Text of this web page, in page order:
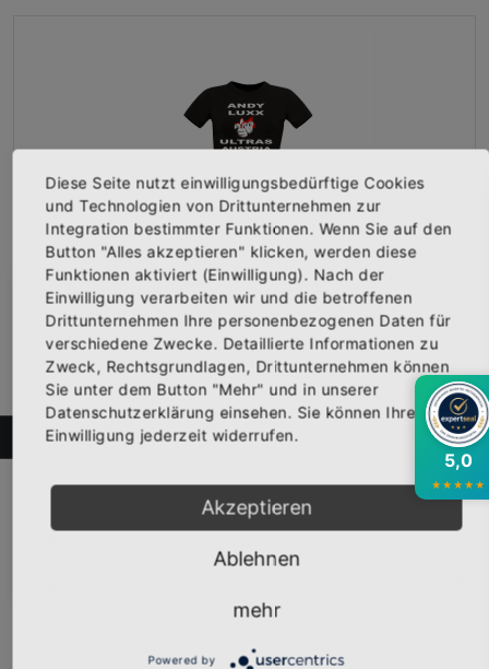
FILTER
Girly-Shirt „ANDY LUXX ULTRAS AUSTRIA” schwarz
Vorderseite bedruckt mit dem Logo "ANDY LUXX ULTRAS AUSTRIA"...
19,95 €
Inkl. 19% Steuern,exkl.Versandkosten
Abonniere jetzt unseren Newsletter ×
Bekomme die aktuellsten News über neue
Produkte und zudem einen 10% Gutschein für
deine nächste Bestellung.
Abonnieren
5,0
★★★★★
Diese Seite nutzt einwilligungsbedürftige Cookies
und Technologien von Drittunternehmen zur
Integration bestimmter Funktionen. Wenn Sie auf den
Button "Alles akzeptieren" klicken, werden diese
Funktionen aktiviert (Einwilligung). Nach der
Einwilligung verarbeiten wir und die betroffenen
Drittunternehmen Ihre personenbezogenen Daten für
verschiedene Zwecke. Detaillierte Informationen zu
Zweck, Rechtsgrundlagen, Drittunternehmen können
Sie unter dem Button "Mehr" und in unserer
Datenschutzerklärung einsehen. Sie können Ihre
Einwilligung jederzeit widerrufen.
Akzeptieren
Ablehnen
mehr
Powered by